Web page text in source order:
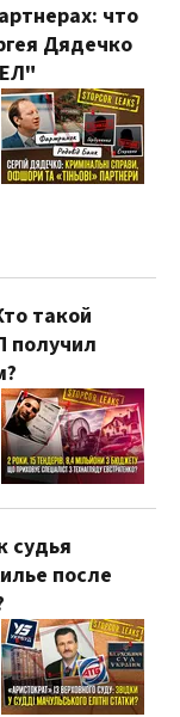
что
Дядечко
такой
получил
судья
после